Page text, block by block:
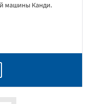
машины Канди.